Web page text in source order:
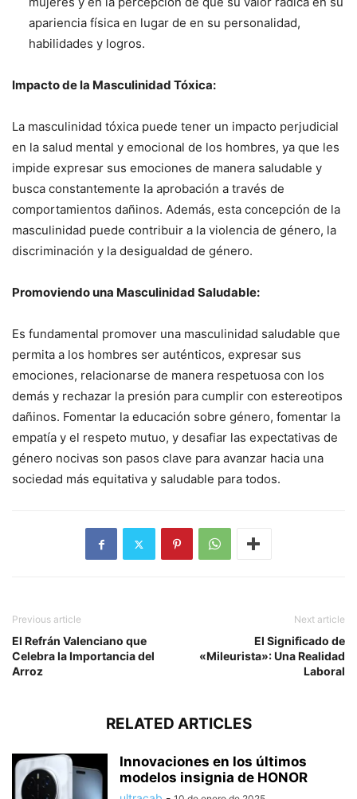
apariencia física en lugar de en su personalidad,
habilidades y logros.
Impacto de la Masculinidad Tóxica:
La masculinidad tóxica puede tener un impacto perjudicial
en la salud mental y emocional de los hombres, ya que les
impide expresar sus emociones de manera saludable y
busca constantemente la aprobación a través de
comportamientos dañinos. Además, esta concepción de la
masculinidad puede contribuir a la violencia de género, la
discriminación y la desigualdad de género.
Promoviendo una Masculinidad Saludable:
Es fundamental promover una masculinidad saludable que
permita a los hombres ser auténticos, expresar sus
emociones, relacionarse de manera respetuosa con los
demás y rechazar la presión para cumplir con estereotipos
dañinos. Fomentar la educación sobre género, fomentar la
empatía y el respeto mutuo, y desafiar las expectativas de
género nocivas son pasos clave para avanzar hacia una
sociedad más equitativa y saludable para todos.
Previous article
El Refrán Valenciano que
Celebra la Importancia del
Arroz
Next article
El Significado de
«Mileurista»: Una Realidad
Laboral
RELATED ARTICLES
Innovaciones en los últimos
modelos insignia de HONOR